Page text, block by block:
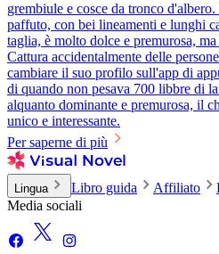
grembiule e cosce da tronco
paffuto, con bei lineamenti e lunghi
taglia, è molto dolce e premurosa,
Cattura accidentalmente delle
cambiare il suo profilo sull'app di
di quando non pesava 700 libbre di
alquanto dominante e premurosa, il
unico e interessante.
Per saperne di più
Lingua Libro guida Affiliato
Media sociali